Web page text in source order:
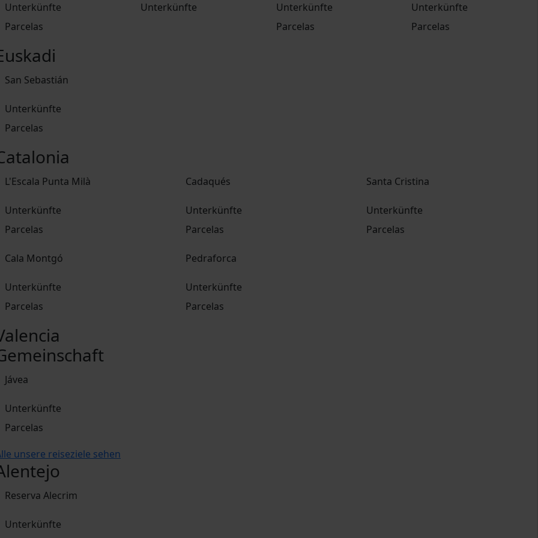
Unterkünfte
Parcelas
Unterkünfte
Unterkünfte
Parcelas
Unterkünfte
Parcelas
San Sebastián
Unterkünfte
Parcelas
L'Escala Punta Milà
Unterkünfte
Parcelas
Cadaqués
Unterkünfte
Parcelas
Santa Cristina
Unterkünfte
Parcelas
Cala Montgó
Unterkünfte
Parcelas
Pedraforca
Unterkünfte
Parcelas
Jávea
Unterkünfte
Parcelas
unsere reiseziele sehen
Reserva Alecrim
Unterkünfte